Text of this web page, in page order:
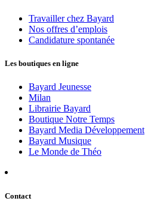
Travailler chez Bayard
Nos offres d’emplois
Candidature spontanée
Les boutiques en ligne
Bayard Jeunesse
Milan
Librairie Bayard
Boutique Notre Temps
Bayard Media Développement
Bayard Musique
Le Monde de Théo
Contact